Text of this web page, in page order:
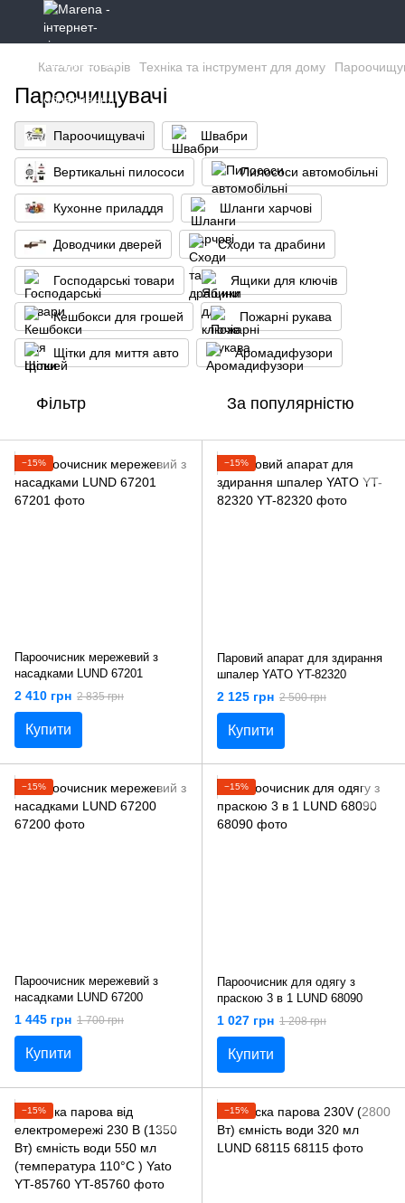
Каталог товарів Техніка та інструмент для дому
Пароочищувачі
Пароочищувачі Швабри
Вертикальні пилососи Пилососи автомобільні
Кухонне приладдя Шланги харчові
Доводчики дверей Сходи та драбини
Господарські товари Ящики для ключів
Кешбокси для грошей Пожарні рукава
Щітки для миття авто Аромадифузори
Фільтр За популярністю
−15%
Пароочисник мережевий з
насадками LUND 67201
2 410 грн 2 835 грн
Купити
−15%
Паровий апарат для здирання
шпалер YATO YT-82320
2 125 грн 2 500 грн
Купити
−15%
Пароочисник мережевий з
насадками LUND 67200
1 445 грн 1 700 грн
Купити
−15%
Пароочисник для одягу з
праскою 3 в 1 LUND 68090
1 027 грн 1 208 грн
Купити
−15% −15%